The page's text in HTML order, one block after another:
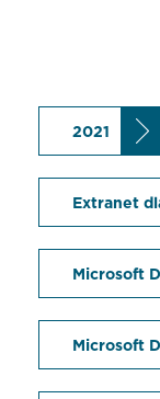
2021
Extranet
Microsoft
Microsoft